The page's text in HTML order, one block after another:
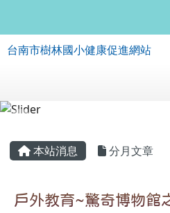
台南市樹林國小健康促進網站
本站消息 分月文章
戶外教育~驚奇博物館